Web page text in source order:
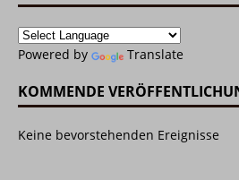
Powered by Translate
KOMMENDE
Keine bevorstehenden Ereignisse